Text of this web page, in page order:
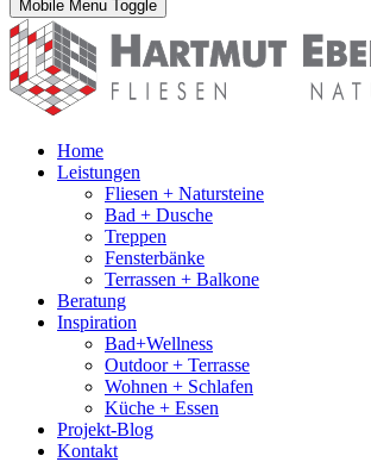
Mobile Menu Toggle
Home
Leistungen
Fliesen + Natursteine
Bad + Dusche
Treppen
Fensterbänke
Terrassen + Balkone
Beratung
Inspiration
Bad+Wellness
Outdoor + Terrasse
Wohnen + Schlafen
Küche + Essen
Projekt-Blog
Kontakt